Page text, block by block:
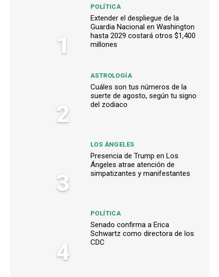
1
POLÍTICA
Extender el despliegue de la
Guardia Nacional en Washington
hasta 2029 costará otros $1,400
millones
2
ASTROLOGÍA
Cuáles son tus números de la
suerte de agosto, según tu signo
del zodiaco
3
LOS ÁNGELES
Presencia de Trump en Los
Ángeles atrae atención de
simpatizantes y manifestantes
4
POLÍTICA
Senado confirma a Erica
Schwartz como directora de los
CDC